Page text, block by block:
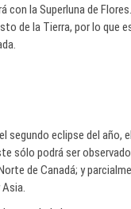
con la Superluna de
de la Tierra, por lo que
segundo eclipse del año,
sólo podrá ser
de Canadá; y